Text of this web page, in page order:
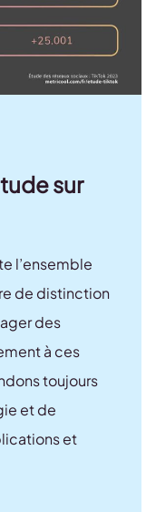
sur
l’ensemble
de distinction
des
à ces
toujours
et de
et